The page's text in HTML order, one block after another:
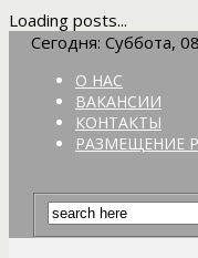
Loading posts...
Сегодня: Суббота,
О НАС
ВАКАНСИИ
КОНТАКТЫ
РАЗМЕЩЕНИЕ